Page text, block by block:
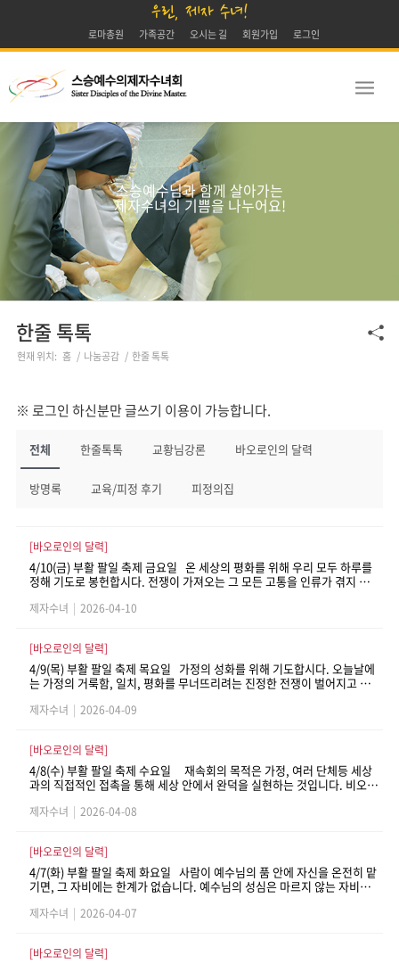
우린, 제자 수녀!
로마총원 가족공간 오시는 길 회원가입 로그인
한줄 톡톡
현재 위치: 홈 / 나눔공감 / 한줄 톡톡
스승예수님과 함께 살아가는
제자수녀의 기쁨을 나누어요!
※ 로그인 하신분만 글쓰기 이용이 가능합니다.
전체 한줄톡톡 교황님강론 바오로인의 달력
방명록 교육/피정 후기 피정의집
[바오로인의 달력]
4/10(금) 부활 팔일 축제 금요일 온 세상의 평화를 위해 우리 모두 하루를
정해 기도로 봉헌합시다. 전쟁이 가져오는 그 모든 고통을 인류가 겪지 않
이 점점 더 파괴적이고 참혹해질 때에는 더욱더 그래야 합니다. - 「선
제자수녀 | 2026-04-10
[바오로인의 달력]
4/9(목) 부활 팔일 축제 목요일 가정의 성화를 위해 기도합시다. 오늘날에
는 가정의 거룩함, 일치, 평화를 무너뜨리려는 진정한 전쟁이 벌어지고 있
로 가정이기 때문입니다. - 「마리아의 축제들」, 23
제자수녀 | 2026-04-09
[바오로인의 달력]
4/8(수) 부활 팔일 축제 수요일 재속회의 목적은 가정, 여러 단체등 세상
과의 직접적인 접촉을 통해 세상 안에서 완덕을 실현하는 것입니다. 비오 1
라야 하고, 그들의 삶을 사도직으로 옮겨야 합니다." - 「성바오로
제자수녀 | 2026-04-08
[바오로인의 달력]
4/7(화) 부활 팔일 축제 화요일 사람이 예수님의 품 안에 자신을 온전히 맡
기면, 그 자비에는 한계가 없습니다. 예수님의 성심은 마르지 않는 자비의
바오로딸들에게 1931년」, 95쪽
제자수녀 | 2026-04-07
[바오로인의 달력]